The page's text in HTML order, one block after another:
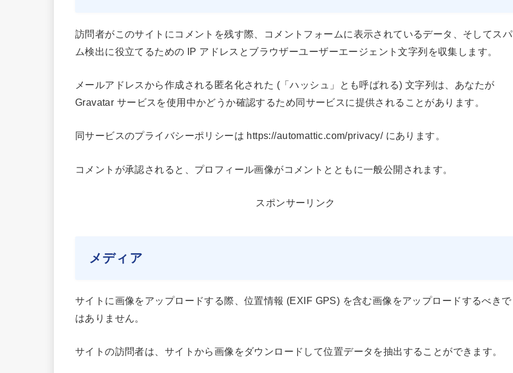
訪問者がこのサイトにコメントを残す際、コメントフォームに表示されているデータ、そしてスパ
ム検出に役立てるための IP アドレスとブラウザーユーザーエージェント文字列を収集します。
メールアドレスから作成される匿名化された (「ハッシュ」とも呼ばれる) 文字列は、あなたが
Gravatar サービスを使用中かどうか確認するため同サービスに提供されることがあります。
同サービスのプライバシーポリシーは https://automattic.com/privacy/ にあります。
コメントが承認されると、プロフィール画像がコメントとともに一般公開されます。
スポンサーリンク
メディア
サイトに画像をアップロードする際、位置情報 (EXIF GPS) を含む画像をアップロードするべきで
はありません。
サイトの訪問者は、サイトから画像をダウンロードして位置データを抽出することができます。